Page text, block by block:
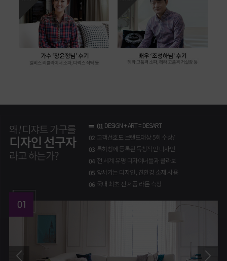
01 DESIGN + ART = DESART
02 고객선호도 브랜드대상 5회 수상!
03 특허청에 등록된 독창적인 디자인
04 전 세계 유명 디자이너들과 콜라보
05 앞서가는 디자인, 친환경 소재 사용
06 국내 최초 전 제품 라돈 측정